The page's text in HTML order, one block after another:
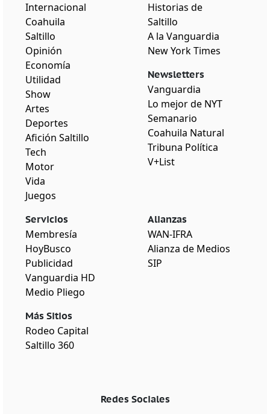
Internacional
Coahuila
Saltillo
Opinión
Economía
Utilidad
Show
Artes
Deportes
Afición Saltillo
Tech
Motor
Vida
Juegos
Historias de
Saltillo
A la Vanguardia
New York Times
Newsletters
Vanguardia
Lo mejor de NYT
Semanario
Coahuila Natural
Tribuna Política
V+List
Servicios
Membresía
HoyBusco
Publicidad
Vanguardia HD
Medio Pliego
Más Sitios
Rodeo Capital
Saltillo 360
Alianzas
WAN-IFRA
Alianza de Medios
SIP
Redes Sociales